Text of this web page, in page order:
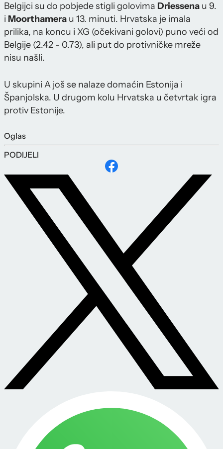
Belgijci su do pobjede stigli golovima Driessena u 9.
i Moorthamera u 13. minuti. Hrvatska je imala
prilika, na koncu i XG (očekivani golovi) puno veći od
Belgije (2.42 - 0.73), ali put do protivničke mreže
nisu našli.
U skupini A još se nalaze domaćin Estonija i
Španjolska. U drugom kolu Hrvatska u četvrtak igra
protiv Estonije.
Oglas
PODIJELI